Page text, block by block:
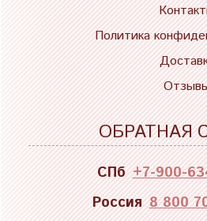
Политика
ОБРАТНАЯ
СПб +7-900-
Россия 8 800